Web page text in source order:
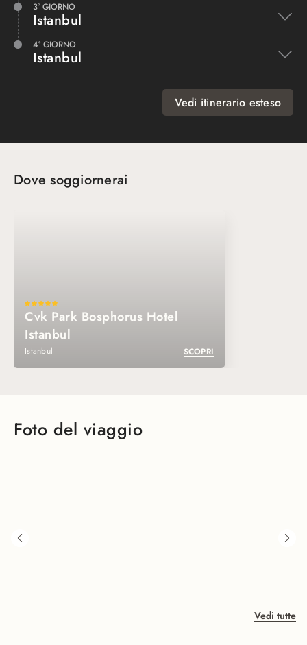
3° GIORNO
Istanbul
4° GIORNO
Istanbul
Vedi itinerario esteso
Dove soggiornerai
Cvk Park Bosphorus Hotel
Istanbul
Istanbul SCOPRI
Foto del viaggio
Vedi tutte